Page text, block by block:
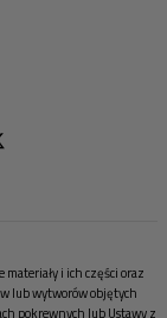
i ich części oraz
lub wytworów objętych
pokrewnych lub Ustawy z